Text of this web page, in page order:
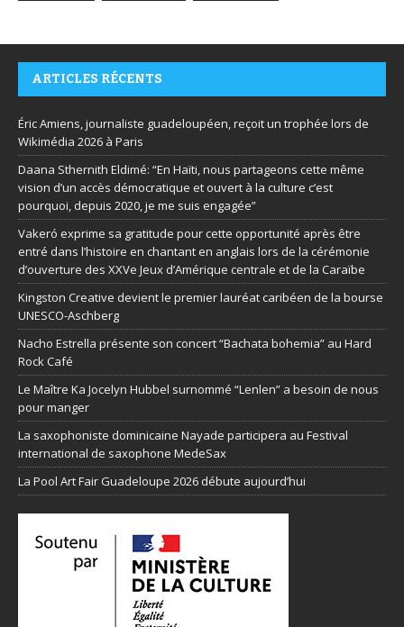
ARTICLES RÉCENTS
Éric Amiens, journaliste guadeloupéen, reçoit un trophée lors de
Wikimédia 2026 à Paris
Daana Sthernith Eldimé: “En Haïti, nous partageons cette même
vision d’un accès démocratique et ouvert à la culture c’est
pourquoi, depuis 2020, je me suis engagée”
Vakeró exprime sa gratitude pour cette opportunité après être
entré dans l’histoire en chantant en anglais lors de la cérémonie
d’ouverture des XXVe Jeux d’Amérique centrale et de la Caraïbe
Kingston Creative devient le premier lauréat caribéen de la bourse
UNESCO-Aschberg
Nacho Estrella présente son concert “Bachata bohemia” au Hard
Rock Café
Le Maître Ka Jocelyn Hubbel surnommé “Lenlen” a besoin de nous
pour manger
La saxophoniste dominicaine Nayade participera au Festival
international de saxophone MedeSax
La Pool Art Fair Guadeloupe 2026 débute aujourd’hui